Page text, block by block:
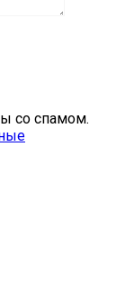
со спамом.